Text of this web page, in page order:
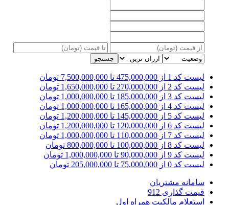
جستجو
لیست کد 1
از 475,000,000 تا 7,500,000,000 تومان
لیست کد 2
از 270,000,000 تا 1,650,000,000 تومان
لیست کد 3
از 185,000,000 تا 1,000,000,000 تومان
لیست کد 4
از 165,000,000 تا 1,000,000,000 تومان
لیست کد 5
از 145,000,000 تا 1,200,000,000 تومان
لیست کد 6
از 120,000,000 تا 1,200,000,000 تومان
لیست کد 7
از 110,000,000 تا 1,000,000,000 تومان
لیست کد 8
از 100,000,000 تا 800,000,000 تومان
لیست کد 9
از 90,000,000 تا 1,000,000,000 تومان
لیست کد 0
از 75,000,000 تا 205,000,000 تومان
سامانه مشتریان
قیمت گذاری 912
استعلام مالکیت همراه اول